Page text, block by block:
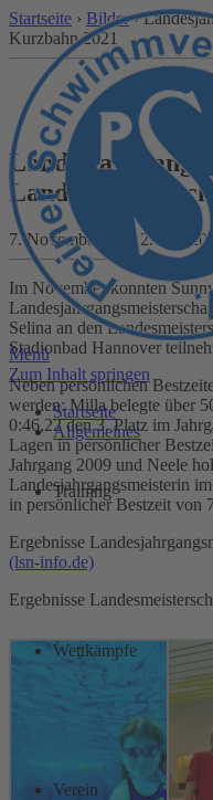
Menü
Zum Inhalt springen
Startseite
Allgemeines
Training
Wettkämpfe
Verein
Startseite › Bilder›
Kurzbahn 2021
Landesjahrgangs-
7. November 20212. Mai
Im November konnten
Selina an den
Stadionbad Hannover
Neben persönlichen
werden: Milla belegte über
0:46,22 den 3. Platz im
Lagen in persönlicher
Jahrgang 2009 und Neele
Landesjahrgangsmeisterin
in persönlicher Bestzeit von
Ergebnisse
(lsn-info.de)
Ergebnisse